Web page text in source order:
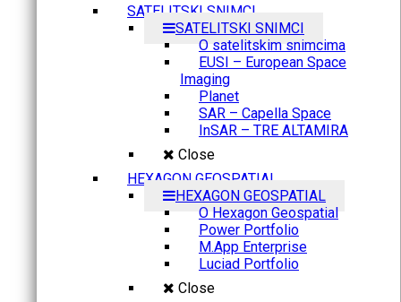
SATELITSKI SNIMCI
SATELITSKI SNIMCI
O satelitskim snimcima
EUSI – European Space
Imaging
Planet
SAR – Capella Space
InSAR – TRE ALTAMIRA
Close
HEXAGON GEOSPATIAL
HEXAGON GEOSPATIAL
O Hexagon Geospatial
Power Portfolio
M.App Enterprise
Luciad Portfolio
Close